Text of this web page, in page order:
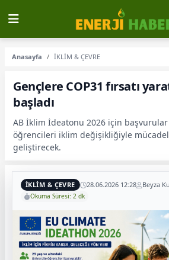
Anasayfa İKLİM & ÇEVRE
Gençlere COP31 fırsatı
başladı
AB İklim İdeatonu 2026 için
öğrencileri iklim değişikliğiyle
geliştirecek.
İKLİM & ÇEVRE 28.06.2026 12:28 Beyza
Okuma Süresi: 2 dk